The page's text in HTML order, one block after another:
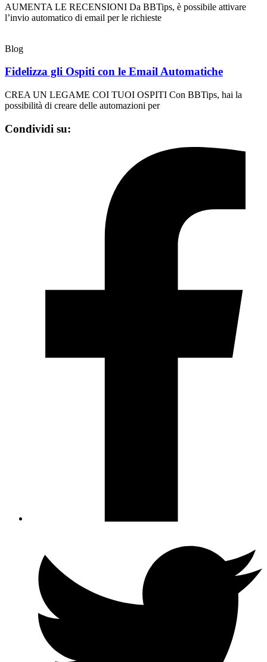
AUMENTA LE RECENSIONI Da BBTips, è possibile attivare
l’invio automatico di email per le richieste
Blog
Fidelizza gli Ospiti con le Email Automatiche
CREA UN LEGAME COI TUOI OSPITI Con BBTips, hai la
possibilità di creare delle automazioni per
Condividi su: